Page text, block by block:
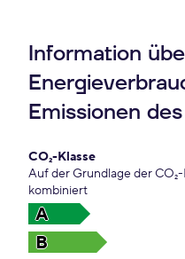
Information
Emissionen
CO₂-Klasse
Auf der Grundlage der
kombiniert
A
B